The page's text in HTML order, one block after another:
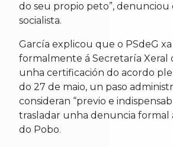
do seu propio peto”, denunciou
socialista.
García explicou que o PSdeG
formalmente á Secretaría Xeral
unha certificación do acordo
do 27 de maio, un paso
consideran “previo e
trasladar unha denuncia formal
do Pobo.